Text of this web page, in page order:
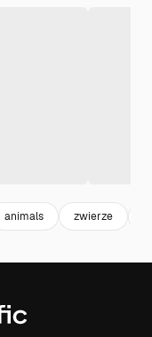
animals zwierze